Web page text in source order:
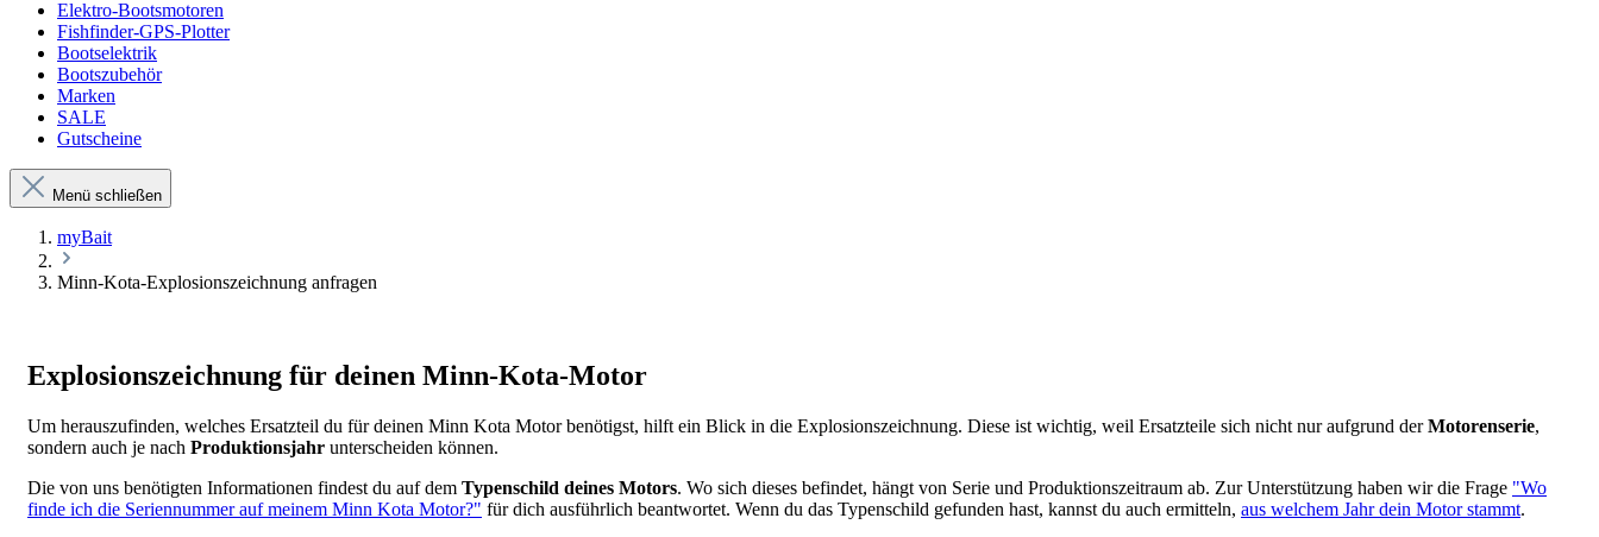
Elektro-Bootsmotoren
Fishfinder-GPS-Plotter
Bootselektrik
Bootszubehör
Marken
SALE
Gutscheine
Menü schließen
myBait
Minn-Kota-Explosionszeichnung anfragen
Explosionszeichnung für deinen Minn-Kota-Motor
Um herauszufinden, welches Ersatzteil du für deinen Minn Kota Motor benötigst, hilft ein Blick in die Explosionszeichnung. Diese ist wichtig, weil Ersatzteile sich nicht nur aufgrund derMotorenserie,
sondern auch je nach Produktionsjahr unterscheiden können.
Die von uns benötigten Informationen findest du auf dem Typenschild deines Motors. Wo sich dieses befindet, hängt von Serie und Produktionszeitraum ab. Zur Unterstützung haben wir die Frage "Wo
finde ich die Seriennummer auf meinem Minn Kota Motor?" für dich ausführlich beantwortet. Wenn du das Typenschild gefunden hast, kannst du auch ermitteln, aus welchem Jahr dein Motor stammt.